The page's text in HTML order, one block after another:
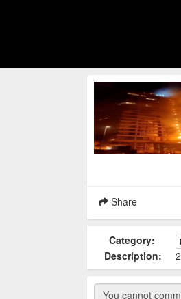
Share
Category:
Description: